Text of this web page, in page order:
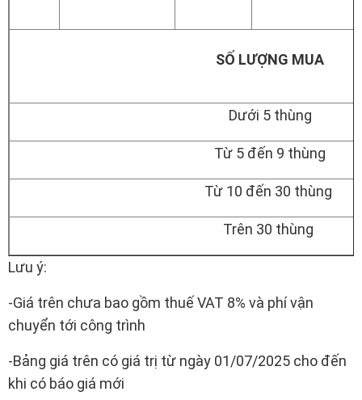
SỐ LƯỢNG MUA
Dưới 5 thùng
Từ 5 đến 9 thùng
Từ 10 đến 30 thùng
Trên 30 thùng
Lưu ý:
-Giá trên chưa bao gồm thuế VAT 8% và phí vận
chuyển tới công trình
-Bảng giá trên có giá trị từ ngày 01/07/2025 cho đến
khi có báo giá mới